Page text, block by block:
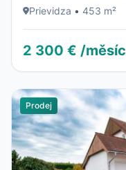
Prievidza • 453 m²
2 300 € /měsíc
Prodej